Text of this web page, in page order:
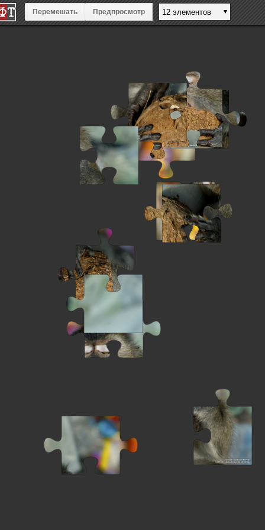
Перемешать Предпросмотр